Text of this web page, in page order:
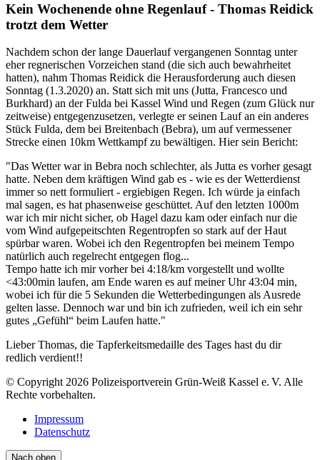
Kein Wochenende ohne Regenlauf - Thomas Reidick
trotzt dem Wetter
Nachdem schon der lange Dauerlauf vergangenen Sonntag unter
eher regnerischen Vorzeichen stand (die sich auch bewahrheitet
hatten), nahm Thomas Reidick die Herausforderung auch diesen
Sonntag (1.3.2020) an. Statt sich mit uns (Jutta, Francesco und
Burkhard) an der Fulda bei Kassel Wind und Regen (zum Glück nur
zeitweise) entgegenzusetzen, verlegte er seinen Lauf an ein anderes
Stück Fulda, dem bei Breitenbach (Bebra), um auf vermessener
Strecke einen 10km Wettkampf zu bewältigen. Hier sein Bericht:
"Das Wetter war in Bebra noch schlechter, als Jutta es vorher gesagt
hatte. Neben dem kräftigen Wind gab es - wie es der Wetterdienst
immer so nett formuliert - ergiebigen Regen. Ich würde ja einfach
mal sagen, es hat phasenweise geschüttet. Auf den letzten 1000m
war ich mir nicht sicher, ob Hagel dazu kam oder einfach nur die
vom Wind aufgepeitschten Regentropfen so stark auf der Haut
spürbar waren. Wobei ich den Regentropfen bei meinem Tempo
natürlich auch regelrecht entgegen flog...
Tempo hatte ich mir vorher bei 4:18/km vorgestellt und wollte
<43:00min laufen, am Ende waren es auf meiner Uhr 43:04 min,
wobei ich für die 5 Sekunden die Wetterbedingungen als Ausrede
gelten lasse. Dennoch war und bin ich zufrieden, weil ich ein sehr
gutes „Gefühl“ beim Laufen hatte."
Lieber Thomas, die Tapferkeitsmedaille des Tages hast du dir
redlich verdient!!
© Copyright 2026 Polizeisportverein Grün-Weiß Kassel e. V. Alle
Rechte vorbehalten.
Impressum
Datenschutz
Nach oben